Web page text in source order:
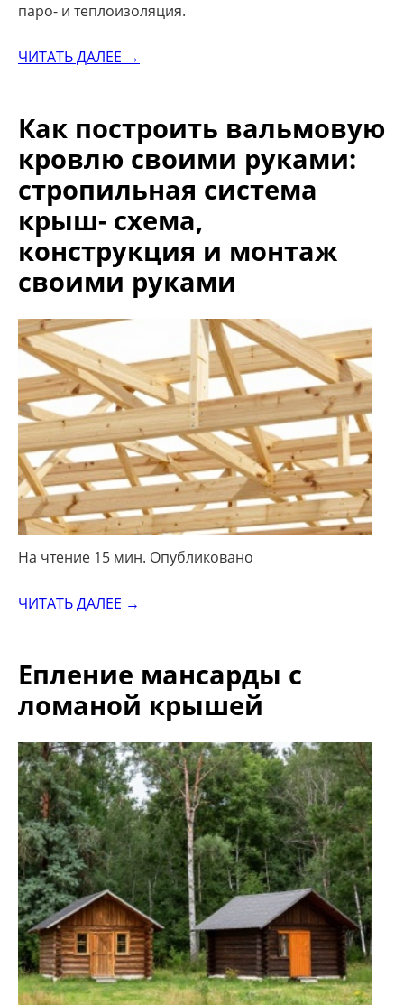
паро- и теплоизоляция.
ЧИТАТЬ ДАЛЕЕ →
Как построить вальмовую
кровлю своими руками:
стропильная система
крыш- схема,
конструкция и монтаж
своими руками
На чтение 15 мин. Опубликовано
ЧИТАТЬ ДАЛЕЕ →
Епление мансарды с
ломаной крышей